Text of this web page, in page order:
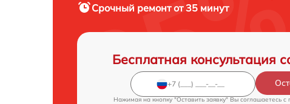
Срочный ремонтот 35 минут
Бесплатная консультация
Нажимая на кнопку "Оставить заявку" Вы соглашаетесь c